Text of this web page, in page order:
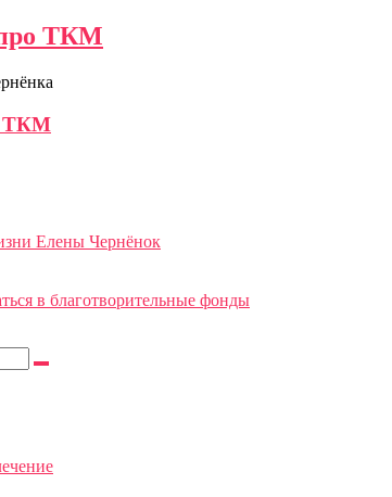
ТКМ
ТКМ
Елены Чернёнок
в благотворительные фонды